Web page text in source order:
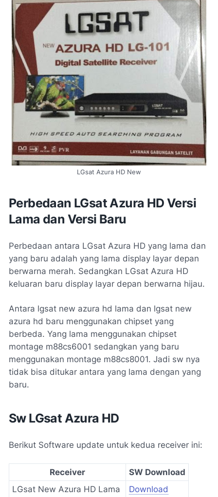
LGsat Azura HD New
Perbedaan LGsat Azura HD Versi
Lama dan Versi Baru
Perbedaan antara LGsat Azura HD yang lama dan
yang baru adalah yang lama display layar depan
berwarna merah. Sedangkan LGsat Azura HD
keluaran baru display layar depan berwarna hijau.
Antara lgsat new azura hd lama dan lgsat new
azura hd baru menggunakan chipset yang
berbeda. Yang lama menggunakan chipset
montage m88cs6001 sedangkan yang baru
menggunakan montage m88cs8001. Jadi sw nya
tidak bisa ditukar antara yang lama dengan yang
baru.
Sw LGsat Azura HD
Berikut Software update untuk kedua receiver ini:
Receiver
SW Download
LGsat New Azura HD Lama
Download